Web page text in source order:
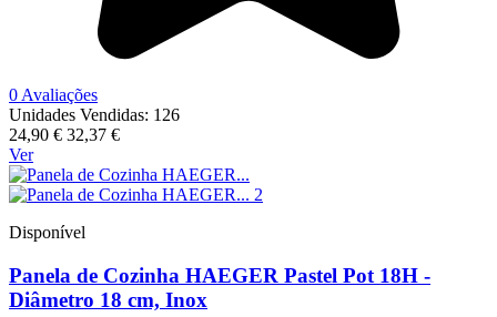
0 Avaliações
Unidades Vendidas: 126
24,90 € 32,37 €
Ver
Disponível
Panela de Cozinha HAEGER Pastel Pot 18H -
Diâmetro 18 cm, Inox